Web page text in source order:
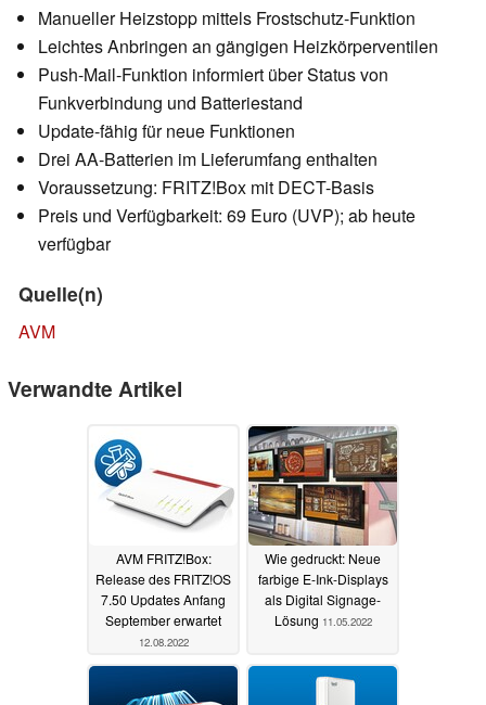
Manueller Heizstopp mittels Frostschutz-Funktion
Leichtes Anbringen an gängigen Heizkörperventilen
Push-Mail-Funktion informiert über Status von
Funkverbindung und Batteriestand
Update-fähig für neue Funktionen
Drei AA-Batterien im Lieferumfang enthalten
Voraussetzung: FRITZ!Box mit DECT-Basis
Preis und Verfügbarkeit: 69 Euro (UVP); ab heute
verfügbar
Quelle(n)
AVM
Verwandte Artikel
AVM FRITZ!Box:
Release des FRITZ!OS
7.50 Updates Anfang
September erwartet
12.08.2022
Wie gedruckt: Neue
farbige E-Ink-Displays
als Digital Signage-
Lösung 11.05.2022